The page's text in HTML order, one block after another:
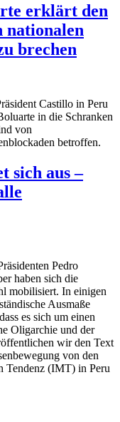
erklärt den
nationalen
brechen
Castillo in Peru
in die Schranken
von
betroffen.
sich aus –
Pedro
haben sich die
mobilisiert. In einigen
Ausmaße
es sich um einen
Oligarchie und der
wir den Text
von den
Tendenz (IMT) in Peru